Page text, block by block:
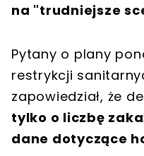
na "trudniejsze
Pytany o plany
restrykcji
zapowiedział, że
tylko o liczbę
dane dotyczące